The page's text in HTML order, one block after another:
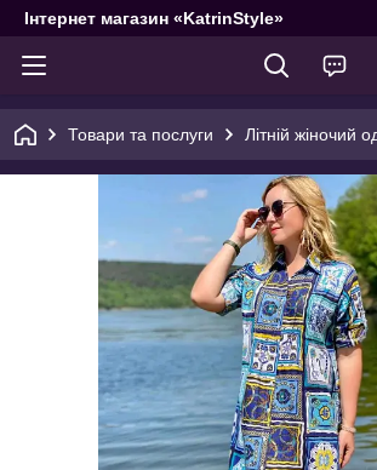
Інтернет магазин «KatrinStyle»
Товари та послуги Літній жіночий